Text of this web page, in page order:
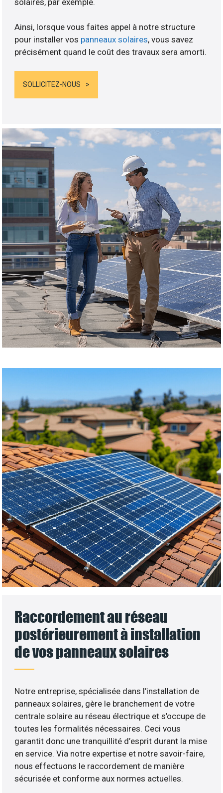
Ainsi, lorsque vous faites appel à notre structure
pour installer vos panneaux solaires, vous savez
précisément quand le coût des travaux sera amorti.
SOLLICITEZ-NOUS
Raccordement au réseau
postérieurement à installation
de vos panneaux solaires
Notre entreprise, spécialisée dans l’installation de
panneaux solaires, gère le branchement de votre
centrale solaire au réseau électrique et s’occupe de
toutes les formalités nécessaires. Ceci vous
garantit donc une tranquillité d’esprit durant la mise
en service. Via notre expertise et notre savoir-faire,
nous effectuons le raccordement de manière
sécurisée et conforme aux normes actuelles.